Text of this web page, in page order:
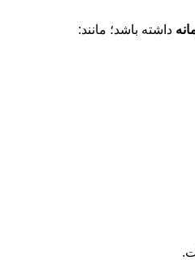
داشته باشد؛ مانند: